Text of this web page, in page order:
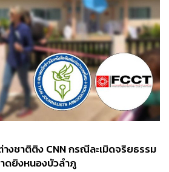
งชาติติง CNN กรณีละเมิดจริยธรรม
ดยิงหนองบัวลำภู